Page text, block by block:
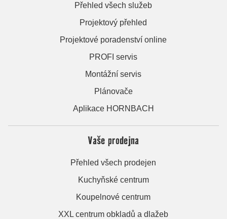
Přehled všech služeb
Projektový přehled
Projektové poradenství online
PROFI servis
Montážní servis
Plánovače
Aplikace HORNBACH
Vaše prodejna
Přehled všech prodejen
Kuchyňské centrum
Koupelnové centrum
XXL centrum obkladů a dlažeb